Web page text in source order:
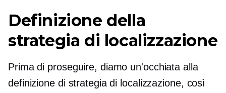
Definizione della
strategia di localizzazione
Prima di proseguire, diamo un'occhiata alla
definizione di strategia di localizzazione, così